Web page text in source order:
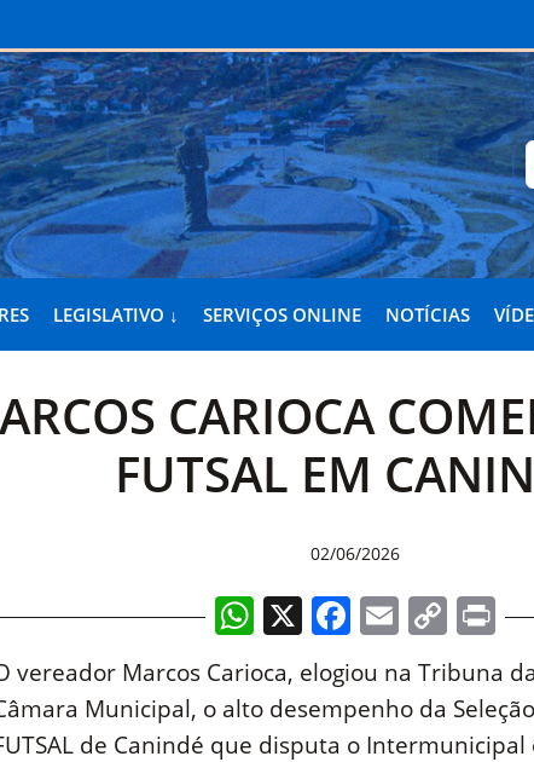
LEGISLATIVO ↓ SERVIÇOS ONLINE NOTÍCIAS
CARIOCA
FUTSAL EM
02/06/2026
WhatsApp
X Facebook
Email
Link
vereador Marcos Carioca, elogiou na Tribuna da
Municipal, o alto desempenho da Seleção
de Canindé que disputa o Intermunicipal